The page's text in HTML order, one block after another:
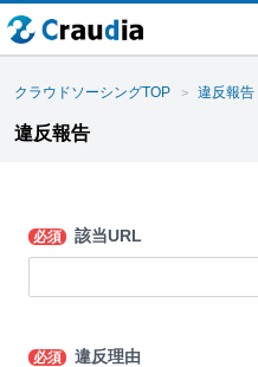
クラウドソーシングTOP 違反報告
違反報告
必須 該当URL
必須 違反理由